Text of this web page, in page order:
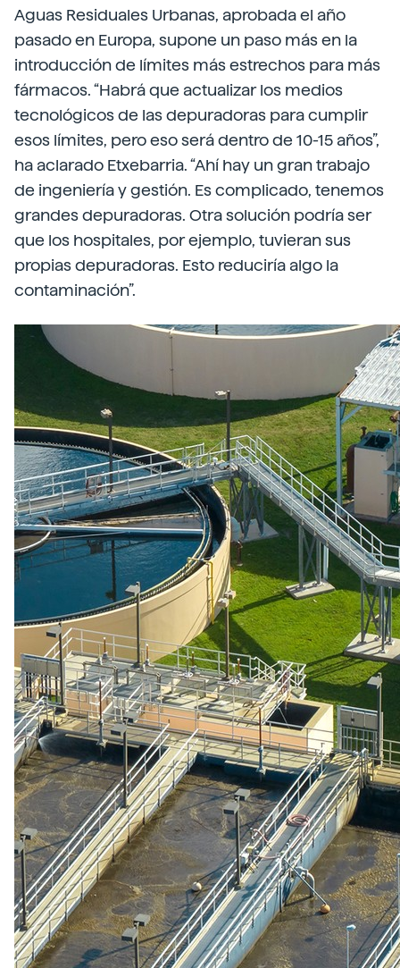
Aguas Residuales Urbanas, aprobada el año
pasado en Europa, supone un paso más en la
introducción de límites más estrechos para más
fármacos. “Habrá que actualizar los medios
tecnológicos de las depuradoras para cumplir
esos límites, pero eso será dentro de 10-15 años”,
ha aclarado Etxebarria. “Ahí hay un gran trabajo
de ingeniería y gestión. Es complicado, tenemos
grandes depuradoras. Otra solución podría ser
que los hospitales, por ejemplo, tuvieran sus
propias depuradoras. Esto reduciría algo la
contaminación”.